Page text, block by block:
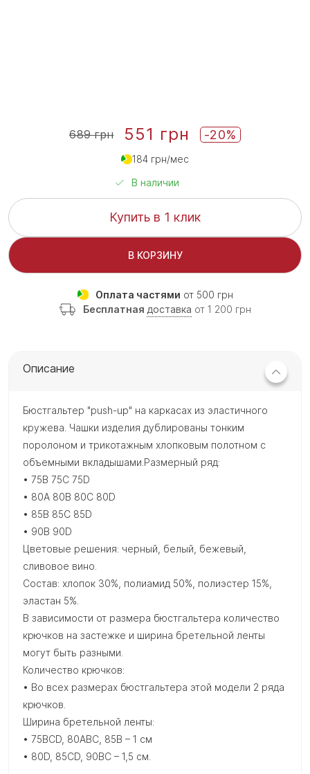
689 грн 551 грн -20%
184 грн/мес
В наличии
Купить в 1 клик
В КОРЗИНУ
Оплата частями от 500 грн
Бесплатная доставка от 1 200 грн
Описание
Бюстгальтер "push-up" на каркасах из эластичного
кружева. Чашки изделия дублированы тонким
поролоном и трикотажным хлопковым полотном с
объемными вкладышами.Размерный ряд:
• 75B 75C 75D
• 80A 80B 80C 80D
• 85B 85C 85D
• 90B 90D
Цветовые решения: черный, белый, бежевый,
сливовое вино.
Состав: хлопок 30%, полиамид 50%, полиэстер 15%,
эластан 5%.
В зависимости от размера бюстгальтера количество
крючков на застежке и ширина бретельной ленты
могут быть разными.
Количество крючков:
• Во всех размерах бюстгальтера этой модели 2 ряда
крючков.
Ширина бретельной ленты:
• 75BCD, 80ABC, 85B – 1 см
• 80D, 85CD, 90BC – 1,5 см.